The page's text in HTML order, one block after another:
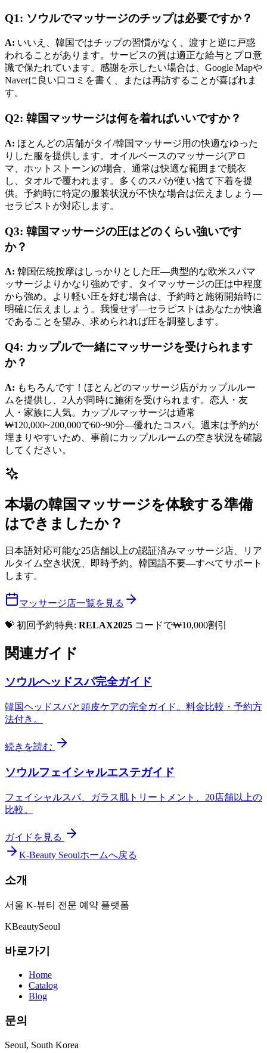
Q1: ソウルでマッサージのチップは必要ですか？
A: いいえ、韓国ではチップの習慣がなく、渡すと逆に戸惑
われることがあります。サービスの質は適正な給与とプロ意
識で保たれています。感謝を示したい場合は、Google Mapや
Naverに良い口コミを書く、または再訪することが喜ばれま
す。
Q2: 韓国マッサージは何を着ればいいですか？
A: ほとんどの店舗がタイ/韓国マッサージ用の快適なゆった
りした服を提供します。オイルベースのマッサージ(アロ
マ、ホットストーン)の場合、通常は快適な範囲まで脱衣
し、タオルで覆われます。多くのスパが使い捨て下着を提
供。予約時に特定の服装状況が不快な場合は伝えましょう—
セラピストが対応します。
Q3: 韓国マッサージの圧はどのくらい強いです
か？
A: 韓国伝統按摩はしっかりとした圧—典型的な欧米スパマ
ッサージよりかなり強めです。タイマッサージの圧は中程度
から強め。より軽い圧を好む場合は、予約時と施術開始時に
明確に伝えましょう。我慢せず—セラピストはあなたが快適
であることを望み、求められれば圧を調整します。
Q4: カップルで一緒にマッサージを受けられます
か？
A: もちろんです！ほとんどのマッサージ店がカップルルー
ムを提供し、2人が同時に施術を受けられます。恋人・友
人・家族に人気。カップルマッサージは通常
₩120,000~200,000で60~90分—優れたコスパ。週末は予約が
埋まりやすいため、事前にカップルルームの空き状況を確認
してください。
本場の韓国マッサージを体験する準備
はできましたか？
日本語対応可能な25店舗以上の認証済みマッサージ店、リア
ルタイム空き状況、即時予約。韓国語不要—すべてサポート
します。
マッサージ店一覧を見る
💝 初回予約特典: RELAX2025 コードで₩10,000割引
関連ガイド
ソウルヘッドスパ完全ガイド
韓国ヘッドスパと頭皮ケアの完全ガイド。料金比較・予約方
法付き。
続きを読む
ソウルフェイシャルエステガイド
フェイシャルスパ、ガラス肌トリートメント、20店舗以上の
比較。
ガイドを見る
K-Beauty Seoulホームへ戻る
소개
서울 K-뷰티 전문 예약 플랫폼
KBeautySeoul
바로가기
Home
Catalog
Blog
문의
Seoul, South Korea